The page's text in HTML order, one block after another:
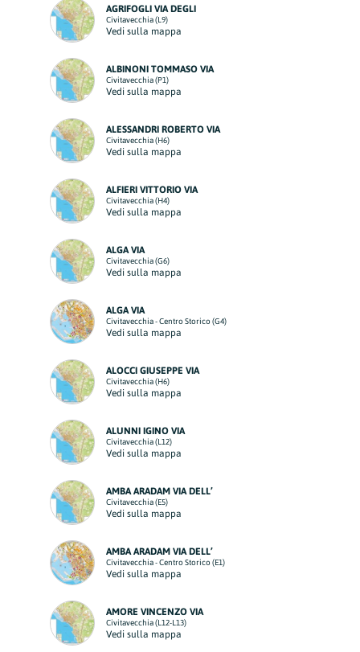
AGRIFOGLI VIA DEGLI
Civitavecchia (L9)
Vedi sulla mappa
ALBINONI TOMMASO VIA
Civitavecchia (P1)
Vedi sulla mappa
ALESSANDRI ROBERTO VIA
Civitavecchia (H6)
Vedi sulla mappa
ALFIERI VITTORIO VIA
Civitavecchia (H4)
Vedi sulla mappa
ALGA VIA
Civitavecchia (G6)
Vedi sulla mappa
ALGA VIA
Civitavecchia - Centro Storico (G4)
Vedi sulla mappa
ALOCCI GIUSEPPE VIA
Civitavecchia (H6)
Vedi sulla mappa
ALUNNI IGINO VIA
Civitavecchia (L12)
Vedi sulla mappa
AMBA ARADAM VIA DELL’
Civitavecchia (E5)
Vedi sulla mappa
AMBA ARADAM VIA DELL’
Civitavecchia - Centro Storico (E1)
Vedi sulla mappa
AMORE VINCENZO VIA
Civitavecchia (L12-L13)
Vedi sulla mappa